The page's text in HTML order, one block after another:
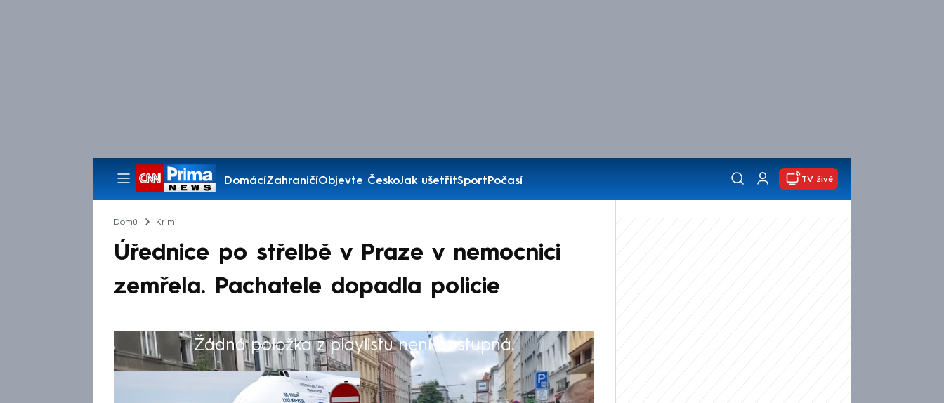
DomácíZahraničíObjevte ČeskoJak ušetřitSportPočasí
Pořady
TV živě
Domů Krimi
Úřednice po střelbě v Praze v nemocnici
zemřela. Pachatele dopadla policie
Žádná položka z playlistu není dostupná.
Výběr redakce